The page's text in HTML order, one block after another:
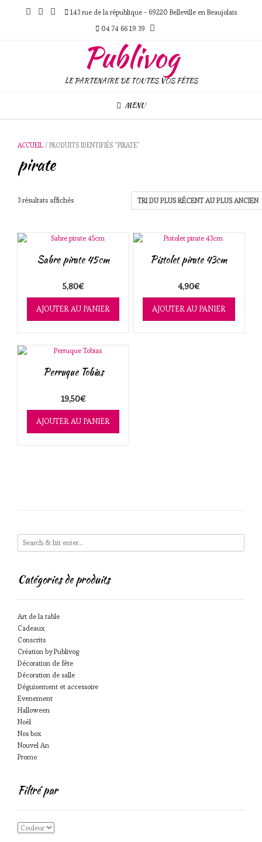
143 rue de la république - 69220 Belleville en Beaujolais
04 74 66 19 39
Publivog
LE PARTENAIRE DE TOUTES VOS FÊTES
MENU
ACCUEIL / PRODUITS IDENTIFIÉS “PIRATE”
pirate
3 résultats affichésTrié
récent
au
ancien
Sabre pirate 45cm
5,80€
AJOUTER AU PANIER
Pistolet pirate 43cm
4,90€
AJOUTER AU PANIER
Perruque Tobias
19,50€
AJOUTER AU PANIER
Catégories de produits
Art de la table
Cadeaux
Conscrits
Création by Publivog
Décoration de fête
Décoration de salle
Déguisement et accessoire
Evenement
Halloween
Noël
Nos box
Nouvel An
Promo
Filtré par